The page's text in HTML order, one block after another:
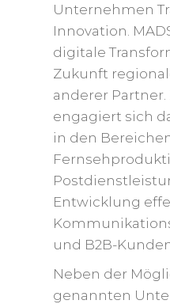
Unternehmen
Innovation.
digitale
Zukunft
anderer Partner.
engagiert sich
in den
Entwicklung
und B2B-
Neben der
genannten